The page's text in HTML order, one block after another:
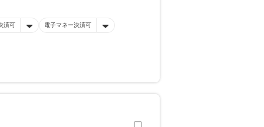
済可 電子マネー決済可